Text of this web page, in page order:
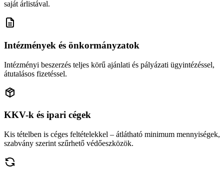
saját árlistával.
Intézmények és önkormányzatok
Intézményi beszerzés teljes körű ajánlati és pályázati ügyintézéssel,
átutalásos fizetéssel.
KKV-k és ipari cégek
Kis tételben is céges feltételekkel – átlátható minimum mennyiségek,
szabvány szerint szűrhető védőeszközök.